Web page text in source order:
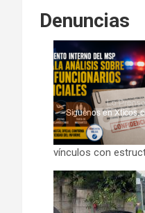
Denuncias
vínculos con